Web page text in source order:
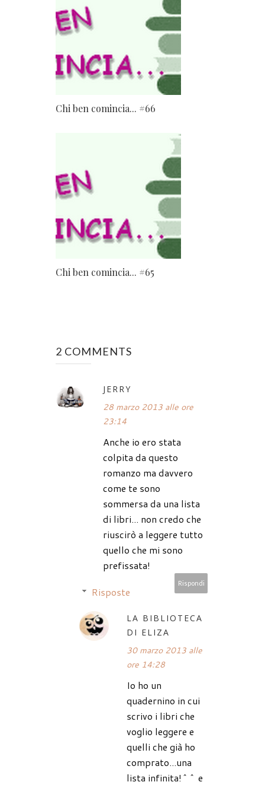
Chi ben comincia... #66
Chi ben comincia... #65
2 COMMENTS
JERRY
28 marzo 2013 alle ore
23:14
Anche io ero stata
colpita da questo
romanzo ma davvero
come te sono
sommersa da una lista
di libri... non credo che
riuscirò a leggere tutto
quello che mi sono
prefissata!
Rispondi
Risposte
LA BIBLIOTECA
DI ELIZA
30 marzo 2013 alle
ore 14:28
Io ho un
quadernino in cui
scrivo i libri che
voglio leggere e
quelli che già ho
comprato...una
lista infinita!^^ e